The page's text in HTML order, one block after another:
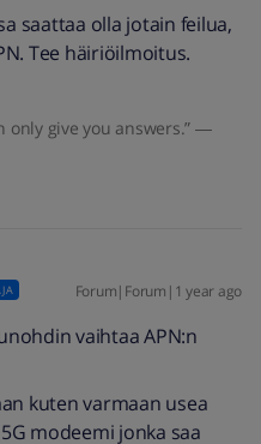
saattaa olla jotain feilua,
Tee häiriöilmoitus.
only give you answers.” ―
Forum|Forum|1 year ago
vaihtaa APN:n
kuten varmaan usea
modeemi jonka saa